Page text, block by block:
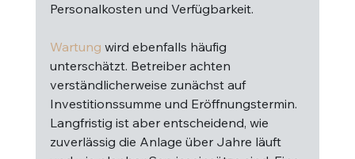
Personalkosten und Verfügbarkeit.
Wartung wird ebenfalls häufig
unterschätzt. Betreiber achten
verständlicherweise zunächst auf
Investitionssumme und Eröffnungstermin.
Langfristig ist aber entscheidend, wie
zuverlässig die Anlage über Jahre läuft